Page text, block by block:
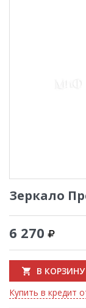
Зеркало
6 270
В КОРЗИНУ
Купить в кредит